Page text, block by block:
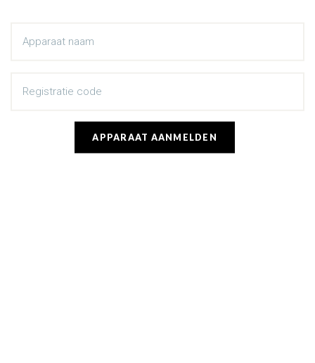
Apparaat naam
Registratie code
APPARAAT AANMELDEN